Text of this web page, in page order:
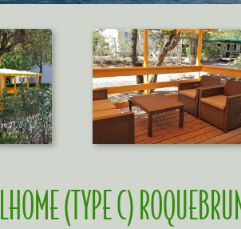
(TYPE C)